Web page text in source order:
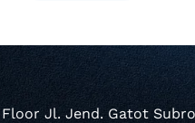
Floor Jl. Jend. Gatot